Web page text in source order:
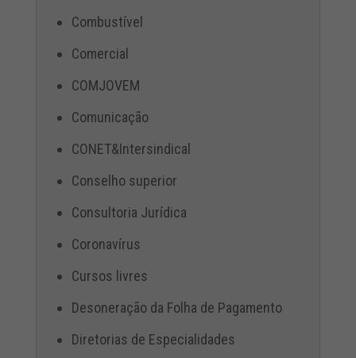
Combustível
Comercial
COMJOVEM
Comunicação
CONET&Intersindical
Conselho superior
Consultoria Jurídica
Coronavírus
Cursos livres
Desoneração da Folha de Pagamento
Diretorias de Especialidades